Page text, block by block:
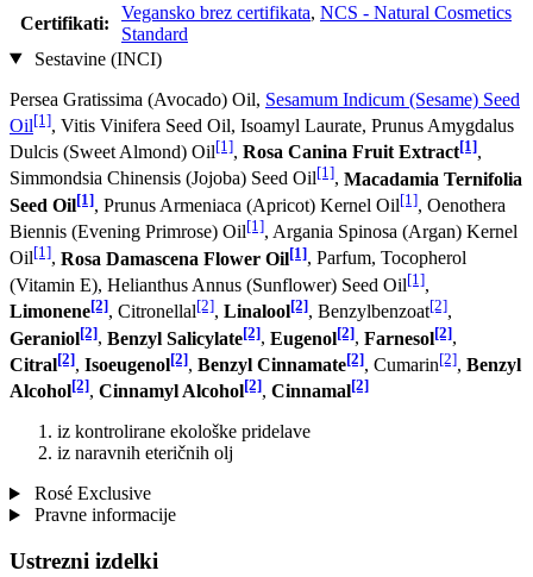
Certifikati:
Vegansko brez certifikata, NCS - Natural Cosmetics
Standard
Sestavine (INCI)
Persea Gratissima (Avocado) Oil, Sesamum Indicum (Sesame) Seed
Oil[1], Vitis Vinifera Seed Oil, Isoamyl Laurate, Prunus Amygdalus
Dulcis (Sweet Almond) Oil[1], Rosa Canina Fruit Extract[1],
Simmondsia Chinensis (Jojoba) Seed Oil[1], Macadamia Ternifolia
Seed Oil[1], Prunus Armeniaca (Apricot) Kernel Oil[1], Oenothera
Biennis (Evening Primrose) Oil[1], Argania Spinosa (Argan) Kernel
Oil[1], Rosa Damascena Flower Oil[1], Parfum, Tocopherol
(Vitamin E), Helianthus Annus (Sunflower) Seed Oil[1],
Limonene[2], Citronellal[2], Linalool[2], Benzylbenzoat[2],
Geraniol[2], Benzyl Salicylate[2], Eugenol[2], Farnesol[2],
Citral[2], Isoeugenol[2], Benzyl Cinnamate[2], Cumarin[2], Benzyl
Alcohol[2], Cinnamyl Alcohol[2], Cinnamal[2]
iz kontrolirane ekološke pridelave
iz naravnih eteričnih olj
Rosé Exclusive
Pravne informacije
Ustrezni izdelki